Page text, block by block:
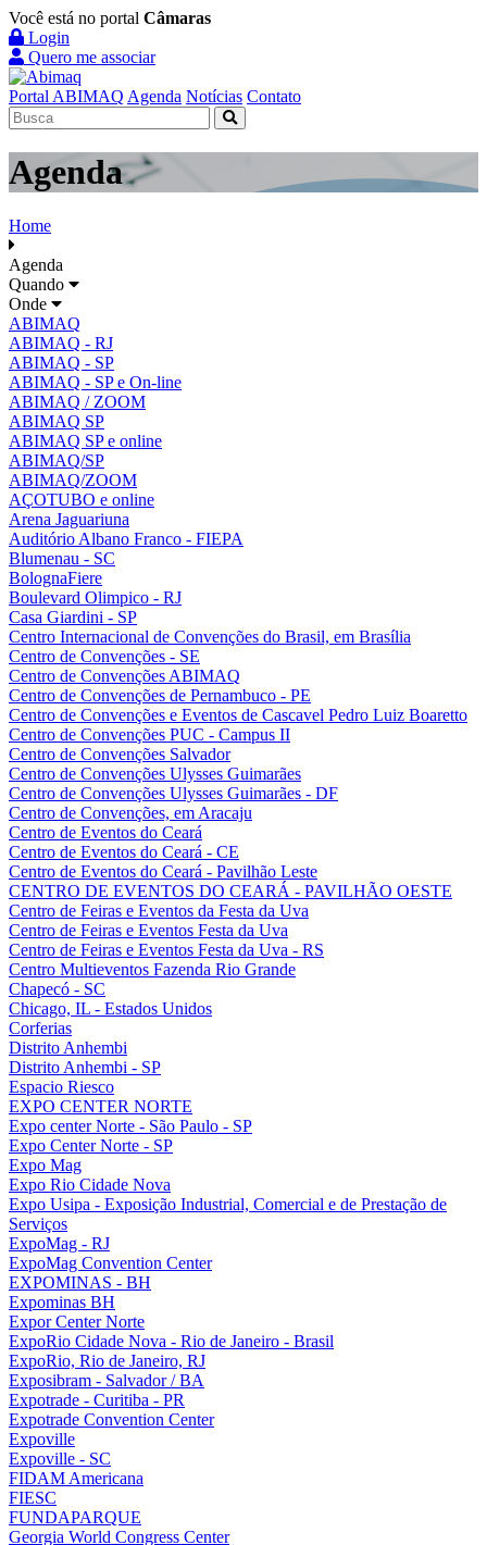
Você está no portal Câmaras
Login
Quero me associar
Portal ABIMAQ Agenda Notícias Contato
Agenda
Home
Agenda
Quando
Onde
ABIMAQ
ABIMAQ - RJ
ABIMAQ - SP
ABIMAQ - SP e On-line
ABIMAQ / ZOOM
ABIMAQ SP
ABIMAQ SP e online
ABIMAQ/SP
ABIMAQ/ZOOM
AÇOTUBO e online
Arena Jaguariuna
Auditório Albano Franco - FIEPA
Blumenau - SC
BolognaFiere
Boulevard Olimpico - RJ
Casa Giardini - SP
Centro Internacional de Convenções do Brasil, em Brasília
Centro de Convenções - SE
Centro de Convenções ABIMAQ
Centro de Convenções de Pernambuco - PE
Centro de Convenções e Eventos de Cascavel Pedro Luiz Boaretto
Centro de Convenções PUC - Campus II
Centro de Convenções Salvador
Centro de Convenções Ulysses Guimarães
Centro de Convenções Ulysses Guimarães - DF
Centro de Convenções, em Aracaju
Centro de Eventos do Ceará
Centro de Eventos do Ceará - CE
Centro de Eventos do Ceará - Pavilhão Leste
CENTRO DE EVENTOS DO CEARÁ - PAVILHÃO OESTE
Centro de Feiras e Eventos da Festa da Uva
Centro de Feiras e Eventos Festa da Uva
Centro de Feiras e Eventos Festa da Uva - RS
Centro Multieventos Fazenda Rio Grande
Chapecó - SC
Chicago, IL - Estados Unidos
Corferias
Distrito Anhembi
Distrito Anhembi - SP
Espacio Riesco
EXPO CENTER NORTE
Expo center Norte - São Paulo - SP
Expo Center Norte - SP
Expo Mag
Expo Rio Cidade Nova
Expo Usipa - Exposição Industrial, Comercial e de Prestação de
Serviços
ExpoMag - RJ
ExpoMag Convention Center
EXPOMINAS - BH
Expominas BH
Expor Center Norte
ExpoRio Cidade Nova - Rio de Janeiro - Brasil
ExpoRio, Rio de Janeiro, RJ
Exposibram - Salvador / BA
Expotrade - Curitiba - PR
Expotrade Convention Center
Expoville
Expoville - SC
FIDAM Americana
FIESC
FUNDAPARQUE
Georgia World Congress Center